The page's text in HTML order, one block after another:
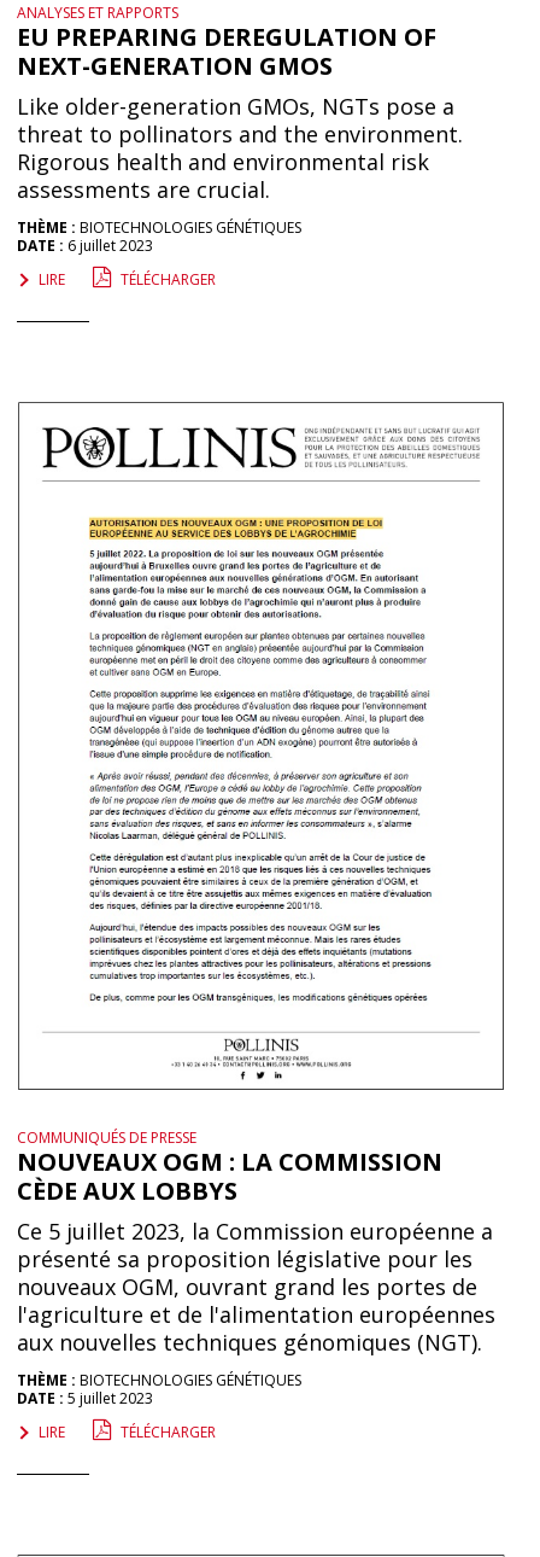
ANALYSES ET RAPPORTS
EU PREPARING DEREGULATION OF
NEXT-GENERATION GMOS
Like older-generation GMOs, NGTs pose a
threat to pollinators and the environment.
Rigorous health and environmental risk
assessments are crucial.
THÈME : BIOTECHNOLOGIES GÉNÉTIQUES
DATE : 6 juillet 2023
LIRE
TÉLÉCHARGER
COMMUNIQUÉS DE PRESSE
NOUVEAUX OGM : LA COMMISSION
CÈDE AUX LOBBYS
Ce 5 juillet 2023, la Commission européenne a
présenté sa proposition législative pour les
nouveaux OGM, ouvrant grand les portes de
l'agriculture et de l'alimentation européennes
aux nouvelles techniques génomiques (NGT).
THÈME : BIOTECHNOLOGIES GÉNÉTIQUES
DATE : 5 juillet 2023
LIRE
TÉLÉCHARGER